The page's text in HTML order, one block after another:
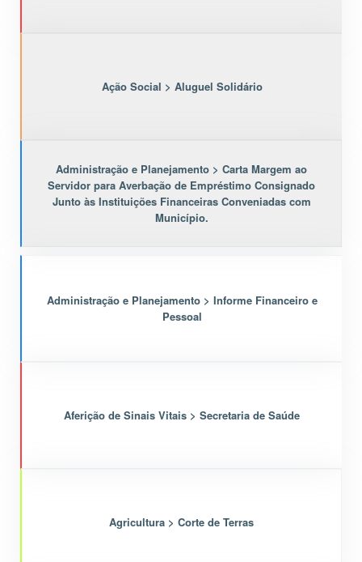
Ação Social > Aluguel Solidário
Administração e Planejamento > Carta Margem ao
Servidor para Averbação de Empréstimo Consignado
Junto às Instituições Financeiras Conveniadas com
Município.
Administração e Planejamento > Informe Financeiro e
Pessoal
Aferição de Sinais Vitais > Secretaria de Saúde
Agricultura > Corte de Terras